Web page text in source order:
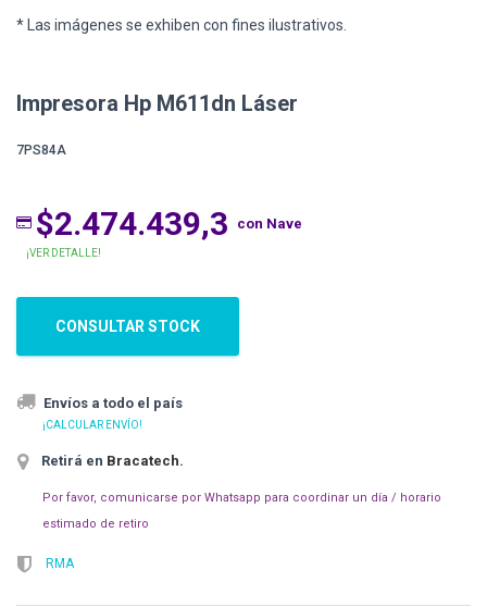
* Las imágenes se exhiben con fines ilustrativos.
Impresora Hp M611dn Láser
7PS84A
$2.474.439,3 con Nave
¡VER DETALLE!
CONSULTAR STOCK
Envíos a todo el país
¡CALCULAR ENVÍO!
Retirá en Bracatech.
Por favor, comunicarse por Whatsapp para coordinar un día / horario
estimado de retiro
RMA